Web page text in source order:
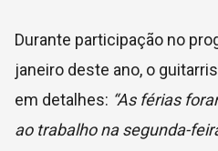
Durante participação no
janeiro deste ano, o
em detalhes: “As férias
ao trabalho na segunda-